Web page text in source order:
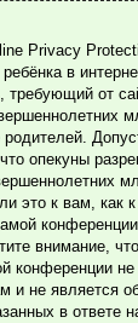
Privacy
в
от
опекуны
это к вам, как
внимание,
конференции
и не является
в ответе